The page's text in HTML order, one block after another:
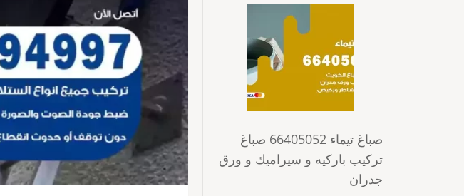
صباغ تيماء 66405052 صباغ
تركيب باركيه و سيراميك و ورق
جدران